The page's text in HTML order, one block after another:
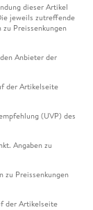
dieser Artikel
jeweils zutreffende
Preissenkungen
Anbieter der
der Artikelseite
(UVP) des
Angaben zu
zu Preissenkungen
der Artikelseite